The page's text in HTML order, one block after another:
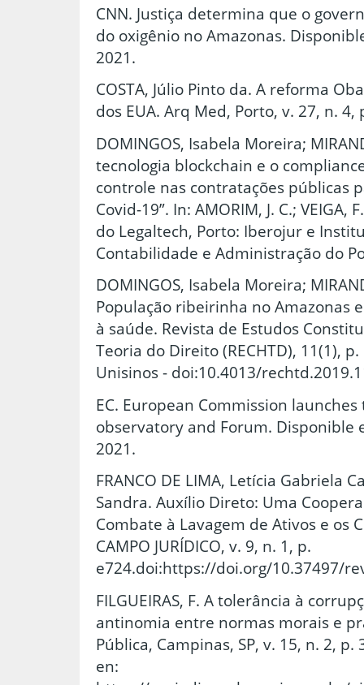
CNN. Justiça determina que o
do oxigênio no Amazonas.
2021.
COSTA, Júlio Pinto da. A reforma
dos EUA. Arq Med, Porto, v. 27, n. 4,
DOMINGOS, Isabela Moreira;
tecnologia blockchain e o
controle nas contratações públicas
Covid-19”. In: AMORIM, J. C.; VEIGA,
do Legaltech, Porto: Iberojur e
Contabilidade e Administração do
DOMINGOS, Isabela Moreira;
População ribeirinha no Amazonas
à saúde. Revista de Estudos
Teoria do Direito (RECHTD), 11(1),
Unisinos - doi:10.4013/
EC. European Commission
observatory and Forum. Disponible
2021.
FRANCO DE LIMA, Letícia Gabriela
Sandra. Auxílio Direto: Uma
Combate à Lavagem de Ativos e os
CAMPO JURÍDICO, v. 9, n. 1, p.
e724.doi:https://doi.org/10.37497/
FILGUEIRAS, F. A tolerância à
antinomia entre normas morais e
Pública, Campinas, SP, v. 15, n. 2,
en: